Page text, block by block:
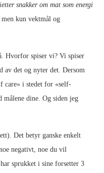
snakker om mat som energi
kun vektmål og
Hvorfor spiser vi? Vi spiser
det og nyter det. Dersom
care» i stedet for «self-
dine. Og siden jeg
Det betyr ganske enkelt
negativt, noe du vil
sprukket i sine forsetter 3